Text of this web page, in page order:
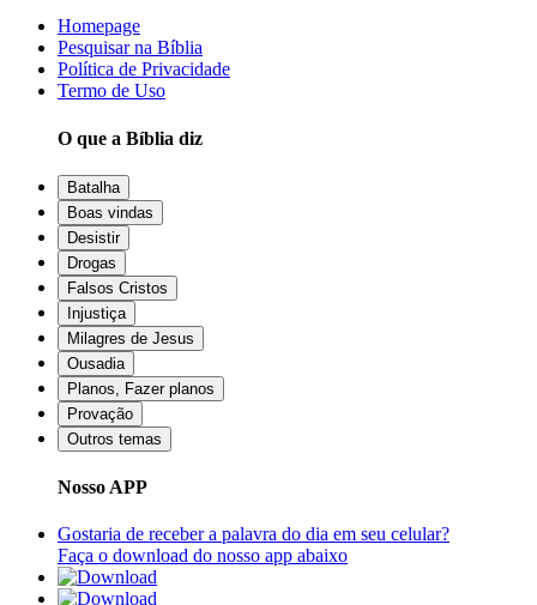
Homepage
Pesquisar na Bíblia
Política de Privacidade
Termo de Uso
O que a Bíblia diz
Batalha
Boas vindas
Desistir
Drogas
Falsos Cristos
Injustiça
Milagres de Jesus
Ousadia
Planos, Fazer planos
Provação
Outros temas
Nosso APP
Gostaria de receber a palavra do dia em seu celular?
Faça o download do nosso app abaixo